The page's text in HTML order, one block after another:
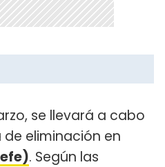
se llevará a cabo
eliminación en
. Según las